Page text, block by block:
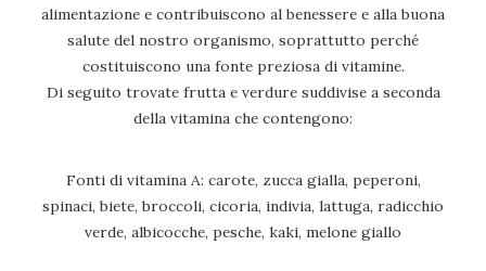
alimentazione e contribuiscono al benessere e alla buona
salute del nostro organismo, soprattutto perché
costituiscono una fonte preziosa di vitamine.
Di seguito trovate frutta e verdure suddivise a seconda
della vitamina che contengono:
Fonti di vitamina A: carote, zucca gialla, peperoni,
spinaci, biete, broccoli, cicoria, indivia, lattuga, radicchio
verde, albicocche, pesche, kaki, melone giallo